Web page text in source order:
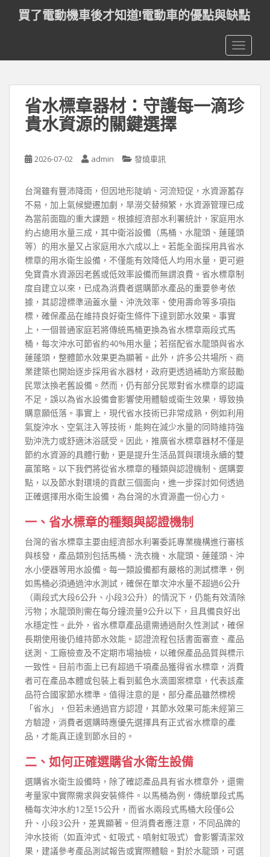
t
買了電動機車後才知道!電動車的優點與缺點
省水標章器材：守護每一滴珍
貴水資源的關鍵選擇
2026-07-02 admin 發燒車訊
台灣雖有豐沛降雨，但因地形陡峭、河流短促，水資源蓄存
不易，加上氣候變遷加劇，旱澇交替頻繁，水資源管理已成
為當前面臨的重大課題。根據經濟部水利署統計，家庭用水
約占總用水量三成，其中衛浴設備（馬桶、水龍頭、蓮蓬頭
等）的用水量又占家庭用水六成以上。若能全面採用具省水
標章的用水衛生設備，不僅能有效降低人均用水量，更可避
免寶貴水資源因老舊或低效率設備而無謂浪費。省水標章制
度自建立以來，已成為消費者選購節水產品的重要參考依
據，其認證標準涵蓋水量、沖洗效率、使用壽命等多項指
標，確保產品在維持良好衛生條件下達到節水效果。事實
上，一個普通家庭若將傳統馬桶更換為省水標章兩段式馬
桶，每次沖水可節省約40%用水量；若搭配省水龍頭與省水
蓮蓬頭，整體節水效果更為顯著。此外，許多公共場所、商
業建築也開始逐步採用省水器材，政府更透過補助方案鼓勵
民眾汰換老舊設備。然而，仍有部分民眾對省水標章的認識
不足，誤以為省水設備會影響使用體驗或衛生效果，導致換
購意願低落。事實上，現代省水技術已非常成熟，例如利用
氣旋沖水、空氣注入等技術，能夠在減少水量的同時維持強
勁沖洗力或舒適沐浴感受。因此，推廣省水標章器材不僅是
節約水資源的具體行動，更是提升生活品質與環境永續的雙
贏策略。以下我們將從省水標章的種類與認證機制、選購要
點，以及節水對環境的貢獻三個面向，進一步探討如何透過
正確選擇用水衛生設備，為台灣的水資源盡一份心力。
一、省水標章的種類與認證機制
台灣的省水標章主要由經濟部水利署委託專業機構進行審核
與核發，產品類別包括馬桶、洗衣機、水龍頭、蓮蓬頭、沖
水小便器等用水設備。每一類設備都有嚴格的測試標準，例
如馬桶必須通過沖水測試，確保在單次沖水量不超過6公升
（兩段式大段6公升、小段3公升）的情況下，仍能有效清除
污物；水龍頭則需在每分鐘流量9公升以下，且具備良好出
水穩定性。此外，省水標章產品還需通過耐久性測試，確保
長期使用後仍維持節水效能。認證流程包括書面審查、產品
送測、工廠檢查及不定期市場抽檢，以確保產品品質與標示
一致性。目前市面上已有超過千項產品獲得省水標章，消費
者可在產品本體或包裝上看到藍色水滴圖案標章，代表該產
品符合國家節水標準。值得注意的是，部分產品雖然標榜
「省水」，但若未通過官方認證，其節水效果可能未經第三
方驗證，消費者選購時應優先選擇具有正式省水標章的產
品，才能真正達到節水目的。
二、如何正確選購省水衛生設備
選購省水衛生設備時，除了確認產品具有省水標章外，還需
考量家中實際需求與安裝條件。以馬桶為例，傳統單段式馬
桶每次沖水約12至15公升，而省水兩段式馬桶大段僅6公
升、小段3公升，差異顯著。但消費者應注意，不同品牌的
沖水技術（如直沖式、虹吸式、噴射虹吸式）會影響清潔效
果，建議參考產品測試報告或實際體驗。對於水龍頭，可選